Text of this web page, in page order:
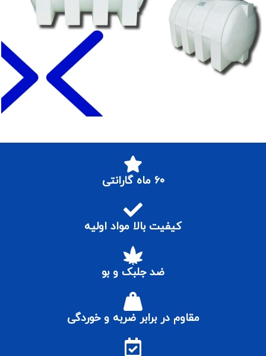
۶۰ ماه گارانتی
کیفیت بالا مواد اولیه
ضد جلبک و بو
مقاوم در برابر ضربه و خوردگی